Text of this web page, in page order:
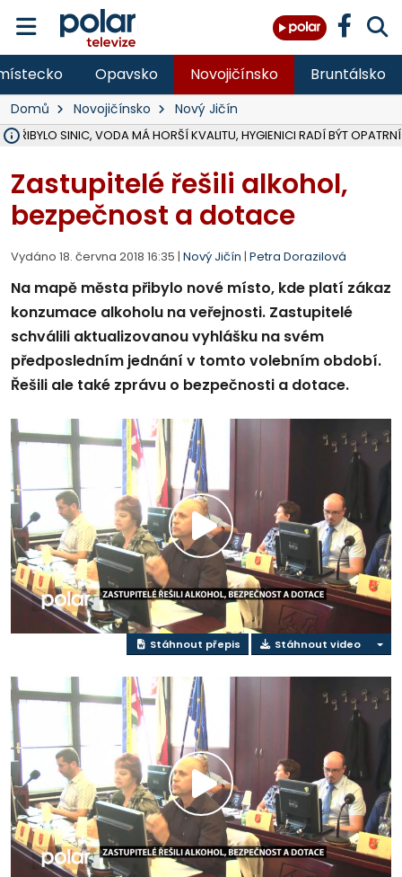
Opavsko Novojičínsko Bruntálsko
Domů Novojičínsko Nový Jičín
PŘIBYLO SINIC, VODA MÁ HORŠÍ KVALITU, HYGIENICI RADÍ BÝT OPATRNÍ
Zastupitelé řešili alkohol,
bezpečnost a dotace
Vydáno 18. června 2018 16:35 | Nový Jičín | Petra Dorazilová
Na mapě města přibylo nové místo, kde platí zákaz
konzumace alkoholu na veřejnosti. Zastupitelé
schválili aktualizovanou vyhlášku na svém
předposledním jednání v tomto volebním období.
Řešili ale také zprávu o bezpečnosti a dotace.
Přehrát
video
Stáhnout přepis Stáhnout video
Přehrát
video